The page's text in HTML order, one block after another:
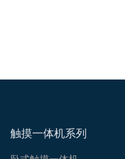
触摸一体机系列